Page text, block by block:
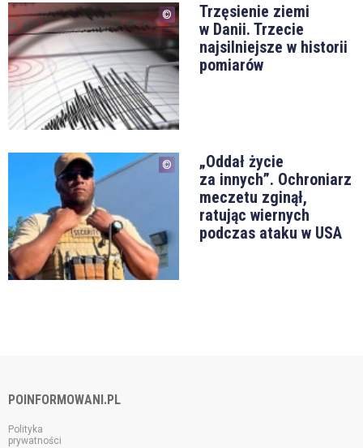
Trzęsienie ziemi
w Danii. Trzecie
najsilniejsze w historii
pomiarów
„Oddał życie
za innych”. Ochroniarz
meczetu zginął,
ratując wiernych
podczas ataku w USA
POINFORMOWANI.PL
Polityka
prywatności